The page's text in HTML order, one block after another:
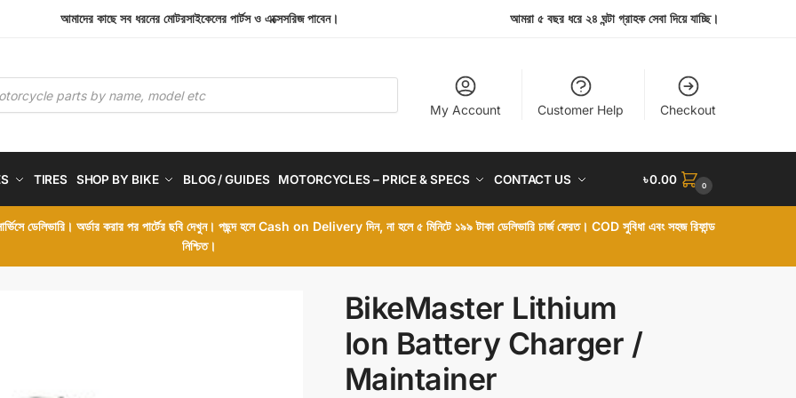
আমাদের কাছে সব ধরনের মোটরসাইকেলের পার্টস ও এক্সেসরিজ পাবেন। আমরা ৫ বছর ধরে ২৪ ঘন্টা গ্রাহক সেবা দিয়ে যাচ্ছি।
My Account Customer Help Checkout
TIRES SHOP BY BIKE BLOG / GUIDES MOTORCYCLES – PRICE & SPECS CONTACT US ৳0.00 0
ডেলিভারি। অর্ডার করার পর পার্টের ছবি দেখুন। পছন্দ হলে Cash on Delivery দিন, না হলে ৫ মিনিটে ১৯৯ টাকা ডেলিভারি চার্জ ফেরত। COD সুবিধা এবং সহজ রিফান্ড
নিশ্চিত।
BikeMaster Lithium
Ion Battery Charger /
Maintainer